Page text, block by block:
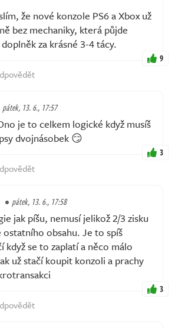
že nové konzole PS6 a Xbox už
bez mechaniky, která půjde
za krásné 3-4 tácy.
9
pátek, 13. 6., 17:57
je to celkem logické když musíš
dvojnásobek 😏
3
pátek, 13. 6., 17:58
jak píšu, nemusí jelikož 2/3 zisku
obsahu. Je to spíš
když se to zaplatí a něco málo
už stačí koupit konzoli a prachy
3